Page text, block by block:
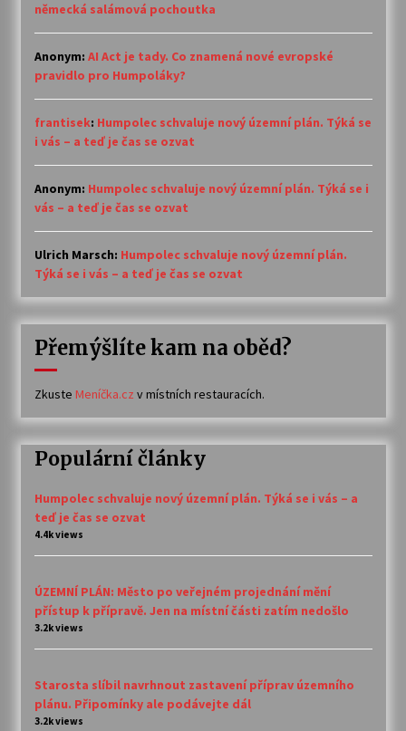
německá salámová pochoutka
Anonym: AI Act je tady. Co znamená nové evropské
pravidlo pro Humpoláky?
frantisek: Humpolec schvaluje nový územní plán. Týká se
i vás – a teď je čas se ozvat
Anonym: Humpolec schvaluje nový územní plán. Týká se i
vás – a teď je čas se ozvat
Ulrich Marsch: Humpolec schvaluje nový územní plán.
Týká se i vás – a teď je čas se ozvat
Přemýšlíte kam na oběd?
Zkuste Meníčka.cz v místních restauracích.
Populární články
Humpolec schvaluje nový územní plán. Týká se i vás – a
teď je čas se ozvat
4.4k views
ÚZEMNÍ PLÁN: Město po veřejném projednání mění
přístup k přípravě. Jen na místní části zatím nedošlo
3.2k views
Starosta slíbil navrhnout zastavení příprav územního
plánu. Připomínky ale podávejte dál
3.2k views